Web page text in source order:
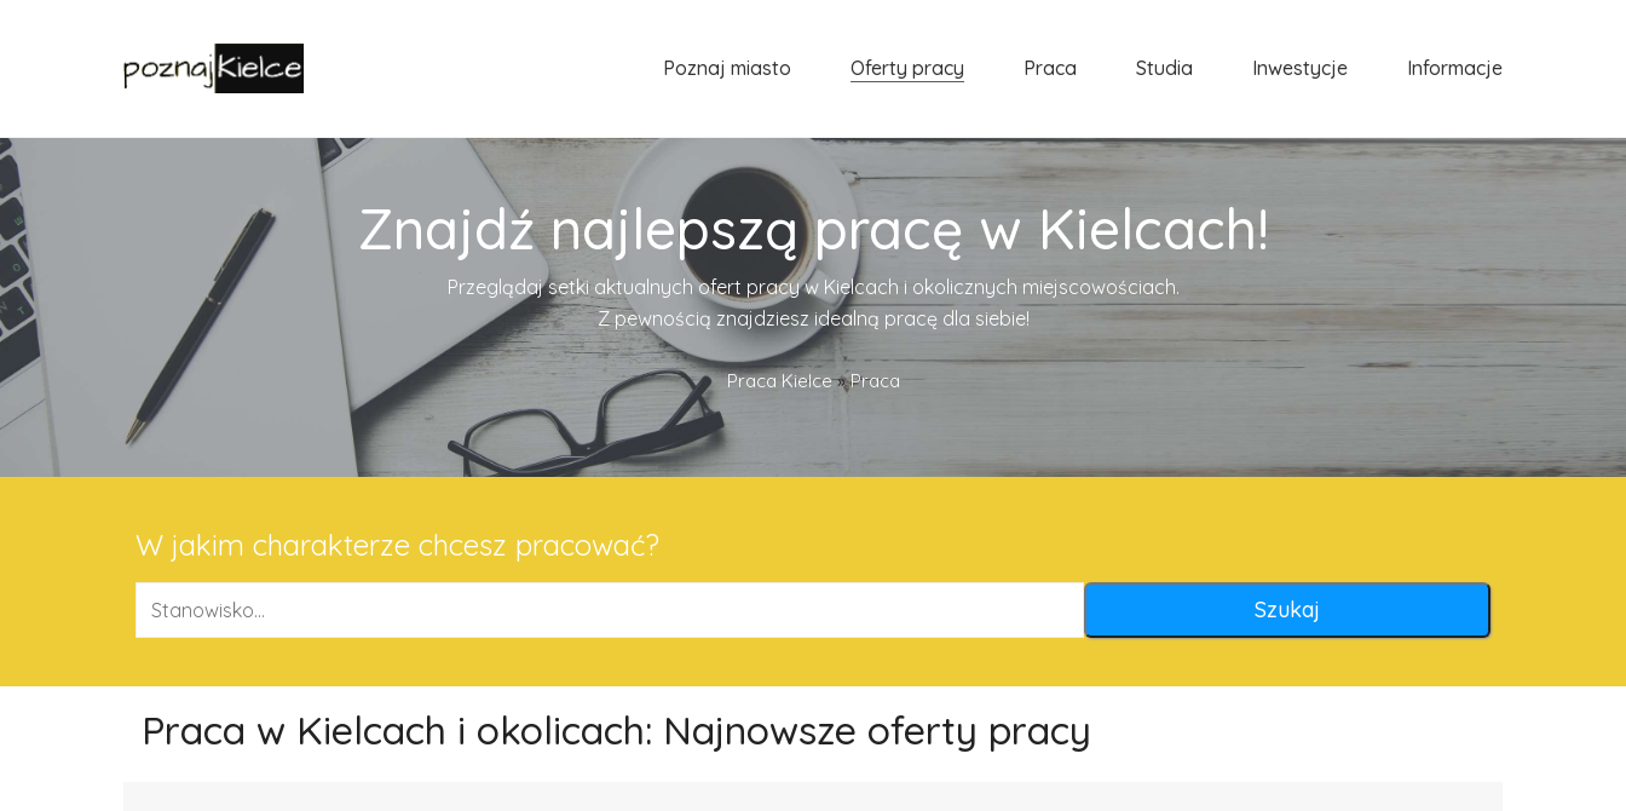
Poznaj miasto Oferty pracy Praca Studia Inwestycje Informacje
Znajdź najlepszą pracę w Kielcach!
Przeglądaj setki aktualnych ofert pracy w Kielcach i okolicznych miejscowościach.
Z pewnością znajdziesz idealną pracę dla siebie!
Praca Kielce»Praca
W jakim charakterze chcesz pracować?
Praca w Kielcach i okolicach: Najnowsze oferty pracy